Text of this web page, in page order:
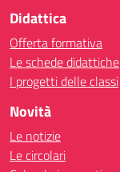
Didattica
Offerta formativa
Le schede didattiche
I progetti delle classi
Novità
Le notizie
Le circolari